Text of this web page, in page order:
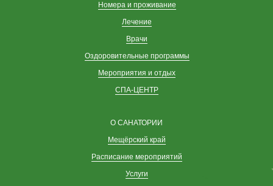
Номера и проживание
Лечение
Врачи
Оздоровительные программы
Мероприятия и отдых
СПА-ЦЕНТР
О САНАТОРИИ
Мещёрский край
Расписание мероприятий
Услуги